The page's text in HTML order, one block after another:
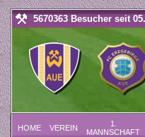
5670363 Besucher seit
HOME VEREIN
1.
MANNSCHAFT